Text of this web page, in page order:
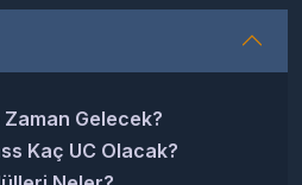
Zaman Gelecek?
Kaç UC Olacak?